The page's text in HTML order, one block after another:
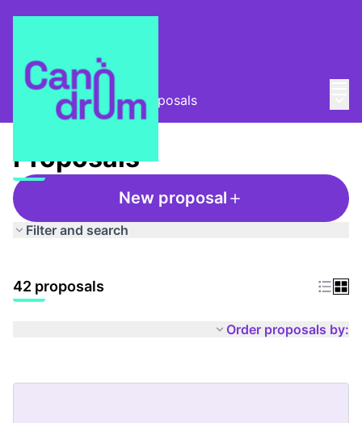
Taula Comunitària / Proposals
Proposals
New proposal
Filter and search
42 proposals
Order proposals by: